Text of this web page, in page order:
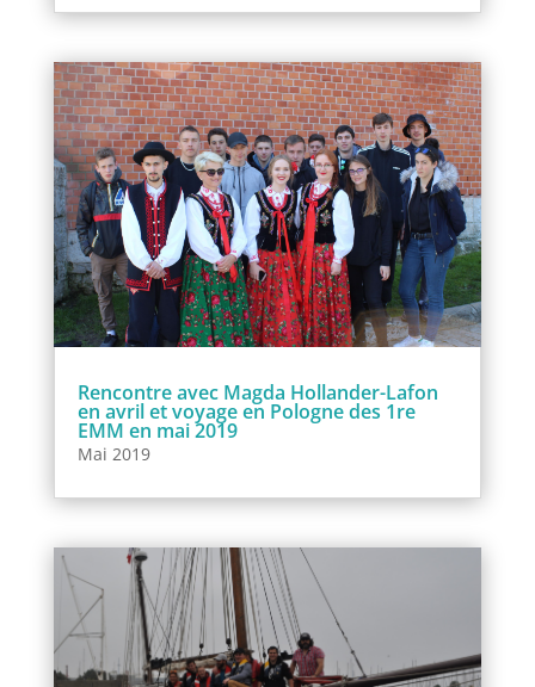
Rencontre avec Magda Hollander-Lafon
en avril et voyage en Pologne des 1re
EMM en mai 2019
Mai 2019